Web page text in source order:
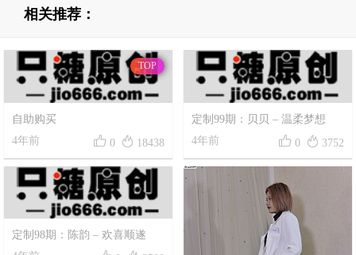
相关推荐：
TOP
自助购买
4年前
 0  18438
定制99期：贝贝 – 温柔梦想
4年前
 0  3752